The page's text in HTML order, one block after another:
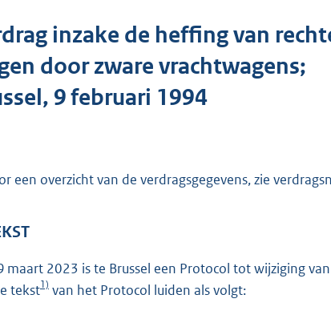
g
r
e
7
K
inzake de heffing van
door zware vrachtwagens;
9 februari 1994
een overzicht van de verdragsgegevens, zie
maart 2023 is te Brussel een Protocol tot wijziging
tekst1) van het Protocol luiden als volgt: